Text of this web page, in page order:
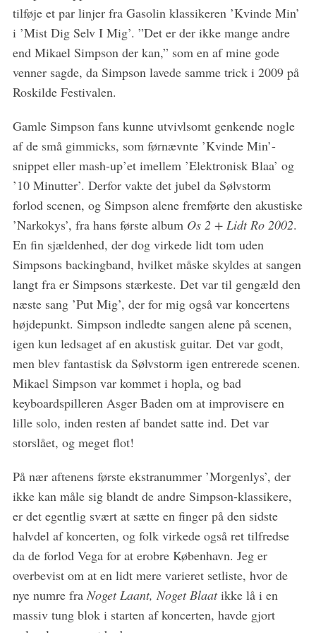
tilføje et par linjer fra Gasolin klassikeren ’Kvinde Min’
i ’Mist Dig Selv I Mig’. ”Det er der ikke mange andre
end Mikael Simpson der kan,” som en af mine gode
venner sagde, da Simpson lavede samme trick i 2009 på
Roskilde Festivalen.
Gamle Simpson fans kunne utvivlsomt genkende nogle
af de små gimmicks, som førnævnte ’Kvinde Min’-
snippet eller mash-up’et imellem ’Elektronisk Blaa’ og
’10 Minutter’. Derfor vakte det jubel da Sølvstorm
forlod scenen, og Simpson alene fremførte den akustiske
’Narkokys’, fra hans første album Os 2 + Lidt Ro 2002.
En fin sjældenhed, der dog virkede lidt tom uden
Simpsons backingband, hvilket måske skyldes at sangen
langt fra er Simpsons stærkeste. Det var til gengæld den
næste sang ’Put Mig’, der for mig også var koncertens
højdepunkt. Simpson indledte sangen alene på scenen,
igen kun ledsaget af en akustisk guitar. Det var godt,
men blev fantastisk da Sølvstorm igen entrerede scenen.
Mikael Simpson var kommet i hopla, og bad
keyboardspilleren Asger Baden om at improvisere en
lille solo, inden resten af bandet satte ind. Det var
storslået, og meget flot!
På nær aftenens første ekstranummer ’Morgenlys’, der
ikke kan måle sig blandt de andre Simpson-klassikere,
er det egentlig svært at sætte en finger på den sidste
halvdel af koncerten, og folk virkede også ret tilfredse
da de forlod Vega for at erobre København. Jeg er
overbevist om at en lidt mere varieret setliste, hvor de
nye numre fra Noget Laant, Noget Blaatikke lå i en
massiv tung blok i starten af koncerten, havde gjort